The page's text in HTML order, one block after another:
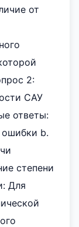
от
2:
САУ
ответы:
ошибки b.
степени
Для